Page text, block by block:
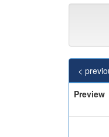
<
Preview